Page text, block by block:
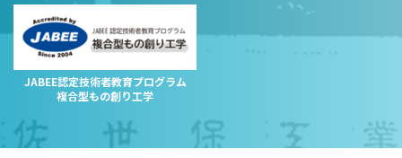
JABEE認定技術者教育プログラム
複合型もの創り工学